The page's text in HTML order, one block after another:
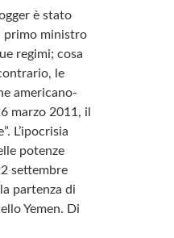
è stato
primo ministro
regimi; cosa
le
americano-
marzo 2011, il
L’ipocrisia
potenze
settembre
partenza di
Yemen. Di